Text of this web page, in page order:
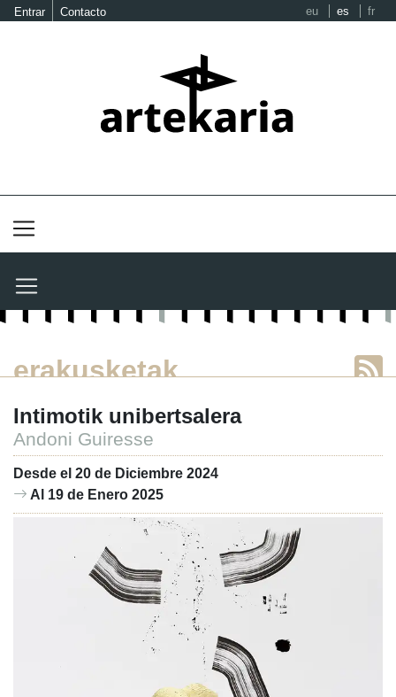
Entrar Contacto eu es fr
erakusketak
Intimotik unibertsalera
Andoni Guiresse
Desde el 20 de Diciembre 2024
Al 19 de Enero 2025